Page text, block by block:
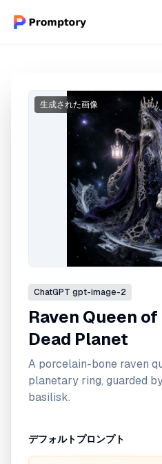
生成された画像
ChatGPT gpt-image-2
Raven Queen
Dead Planet
A porcelain-bone raven
planetary ring, guarded
basilisk.
デフォルトプロンプト